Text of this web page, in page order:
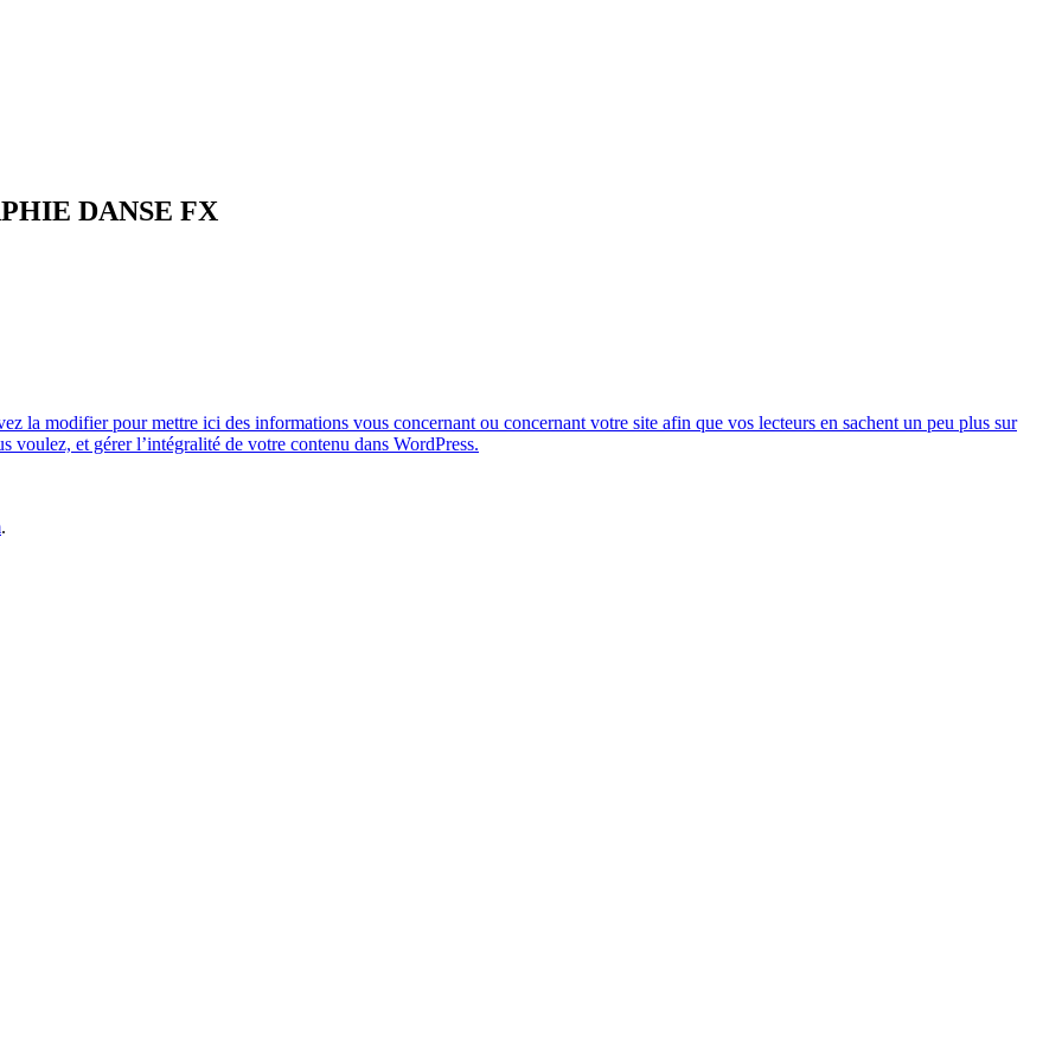
DANSE FX
la modifier pour mettre ici des informations vous concernant ou concernant votre site afin que vos lecteurs en sachent un peu plus sur
voulez, et gérer l’intégralité de votre contenu dans WordPress.
.